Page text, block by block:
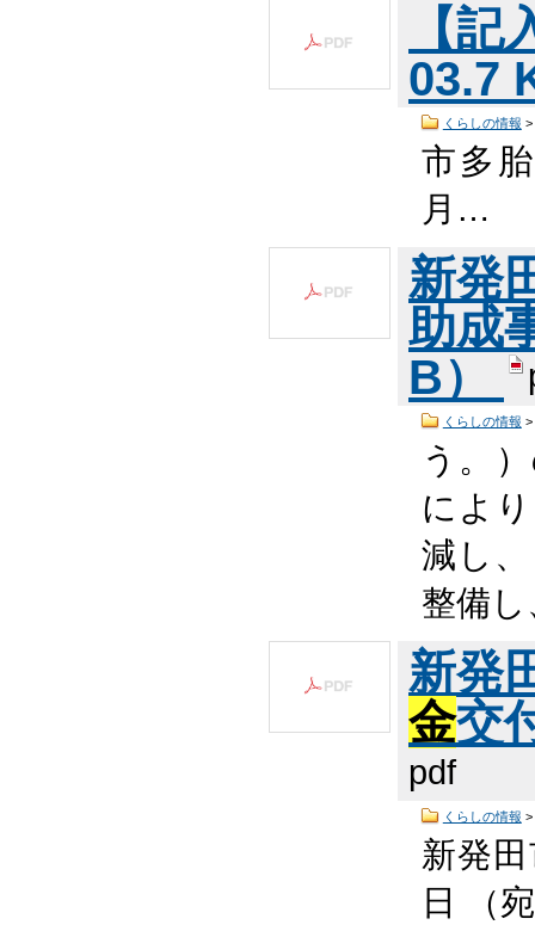
【
03.7
くらしの情報 >
市多
月…
新発
助成
B）
くらしの情報 >
う。
によ
減し
整備
新発
金交
pdf
くらしの情報 >
新発
日 （